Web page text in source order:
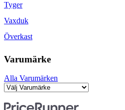
Tyger
Vaxduk
Överkast
Varumärke
Alla Varumärken